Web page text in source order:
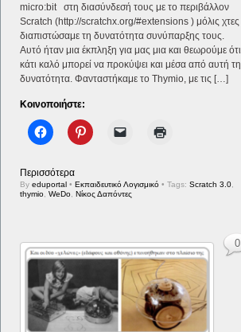
micro:bit στη διασύνδεσή τους με το περιβάλλον
Scratch (http://scratchx.org/#extensions ) μόλις χτες
διαπιστώσαμε τη δυνατότητα συνύπαρξης τους.
Αυτό ήταν μια έκπληξη για μας μια και θεωρούμε ότι
κάτι καλό μπορεί να προκύψει και μέσα από αυτή τη
δυνατότητα. Φανταστήκαμε το Thymio, με τις […]
Κοινοποιήστε:
Περισσότερα
Byeduportal • Εκπαιδευτικό Λογισμικό • Tags:Scratch 3.0
thymio ,WeDo ,Νίκος Δαπόντες
0